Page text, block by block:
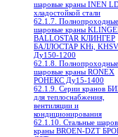
шаровые краны INEN
хладостойкой стали
62.1.7. Полнопроходные
шаровые краны
BALLOSTAR КЛИНГЕР
БАЛЛОСТАР KHi,
Ду150-1200
62.1.8. Полнопроходные
шаровые краны RONEX
РОНЕКС Ду15-1400
62.1.9. Серии кранов
для теплоснабжения,
вентиляции и
кондиционирования
62.1.10. Стальные
краны BROEN-DZT